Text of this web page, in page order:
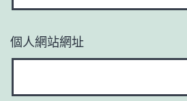
個人網站網址